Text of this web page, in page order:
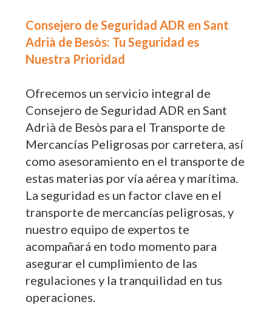
Consejero de Seguridad ADR en Sant
Adrià de Besòs: Tu Seguridad es
Nuestra Prioridad
Ofrecemos un servicio integral de
Consejero de Seguridad ADR en Sant
Adrià de Besòs para el Transporte de
Mercancías Peligrosas por carretera, así
como asesoramiento en el transporte de
estas materias por vía aérea y marítima.
La seguridad es un factor clave en el
transporte de mercancías peligrosas, y
nuestro equipo de expertos te
acompañará en todo momento para
asegurar el cumplimiento de las
regulaciones y la tranquilidad en tus
operaciones.